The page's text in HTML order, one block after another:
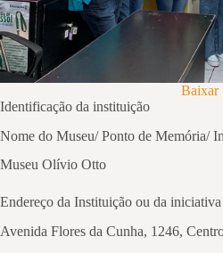
Baixar
Identificação da instituição
Nome do Museu/ Ponto de Memória/
Museu Olívio Otto
Endereço da Instituição ou da iniciativa
Avenida Flores da Cunha, 1246,